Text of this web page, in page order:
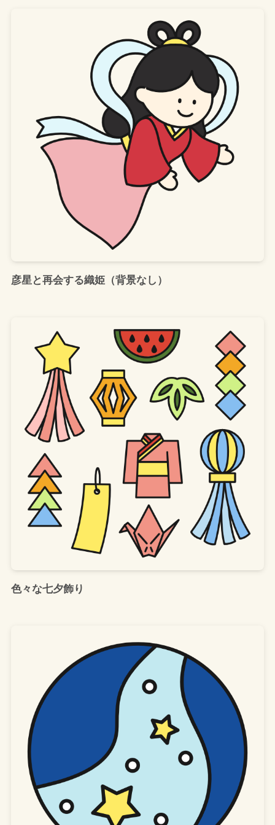
彦星と再会する織姫（背景なし）
色々な七夕飾り